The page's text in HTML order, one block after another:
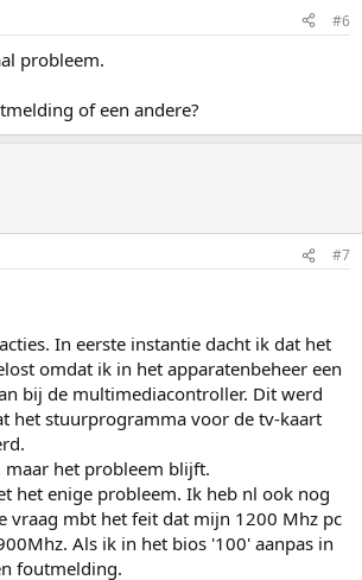
#6
probleem.
of een andere?
#7
In eerste instantie dacht ik dat het
omdat ik in het apparatenbeheer een
bij de multimediacontroller. Dit werd
het stuurprogramma voor de tv-kaart
maar het probleem blijft.
het enige probleem. Ik heb nl ook nog
vraag mbt het feit dat mijn 1200 Mhz pc
Als ik in het bios '100' aanpas in
foutmelding.